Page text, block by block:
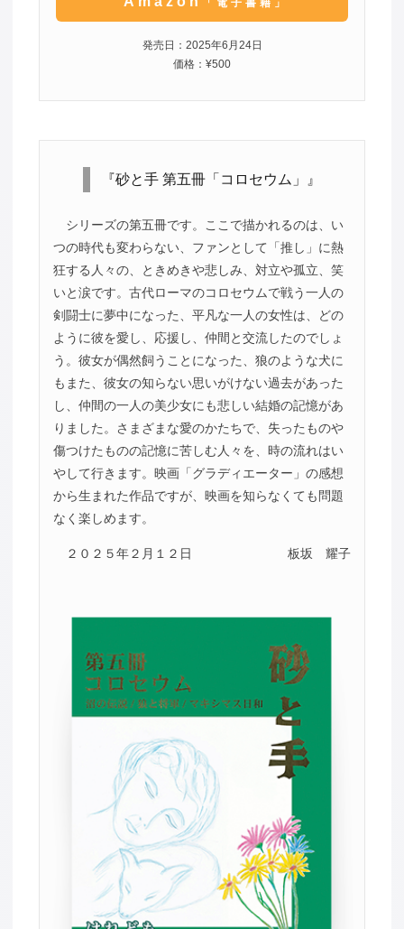
「電子書籍」
発売日：2025年6月24日
価格：¥500
『砂と手 第五冊「コロセウム」』
シリーズの第五冊です。ここで描かれるのは、い
つの時代も変わらない、ファンとして「推し」に熱
狂する人々の、ときめきや悲しみ、対立や孤立、笑
いと涙です。古代ローマのコロセウムで戦う一人の
剣闘士に夢中になった、平凡な一人の女性は、どの
ように彼を愛し、応援し、仲間と交流したのでしょ
う。彼女が偶然飼うことになった、狼のような犬に
もまた、彼女の知らない思いがけない過去があった
し、仲間の一人の美少女にも悲しい結婚の記憶があ
りました。さまざまな愛のかたちで、失ったものや
傷つけたものの記憶に苦しむ人々を、時の流れはい
やして行きます。映画「グラディエーター」の感想
から生まれた作品ですが、映画を知らなくても問題
なく楽しめます。
２０２５年２月１２日 板坂 耀子